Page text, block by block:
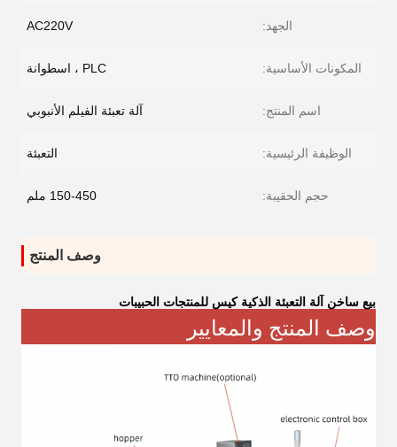
الجهد: AC220V
المكونات الأساسية: PLC ، اسطوانة
اسم المنتج: آلة تعبئة الفيلم الأنبوبي
الوظيفة الرئيسية: التعبئة
حجم الحقيبة: 150-450 ملم
وصف المنتج
بيع ساخن آلة التعبئة الذكية كيس للمنتجات الحبيبات
وصف المنتج والمعايير